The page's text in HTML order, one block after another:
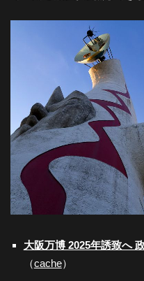
大阪万博 2025年誘致へ
（cache）